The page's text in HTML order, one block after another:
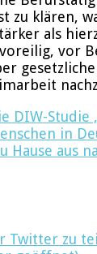
zu klären,
als
vor
DIW-Studie
in
aus
Twitter zu